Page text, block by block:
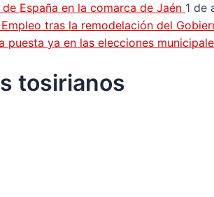
España en la comarca de Jaén 1 de
tras la remodelación del
ya en las elecciones
tosirianos